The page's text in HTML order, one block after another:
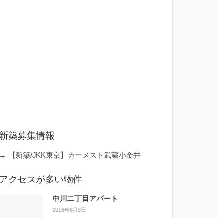
築募集情報
【新築/JKK東京】カーメスト武蔵小金井
クセスが多い物件
中川二丁目アパート
2016年6月3日